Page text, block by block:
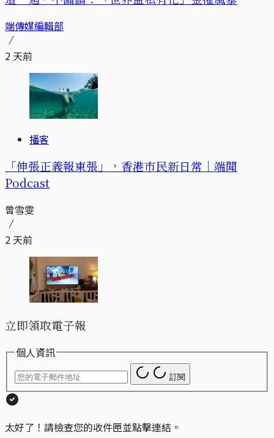
端傳媒編輯部
2 天前
播客
「伸張正義報東張」，香港市民新日常｜端聞
Podcast
曾雪雯
2 天前
立即領取電子報
個人資訊
訂閱
太好了！請檢查您的收件匣並點擊連結。